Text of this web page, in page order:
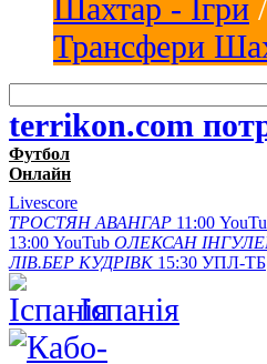
Шахтар - Ігри /
Трансфери
terrikon.com
Футбол
Онлайн
Livescore
ТРОСТЯН АВАНГАР 11:00
13:00 YouTub ОЛЕКСАН
ЛІВ.БЕР КУДРІВК 15:30 УПЛ-ТБ
Іспанія